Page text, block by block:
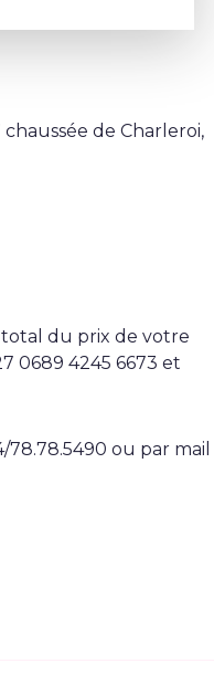
de Charleroi,
du prix de votre
0689 4245 6673 et
78.78.5490 ou par mail